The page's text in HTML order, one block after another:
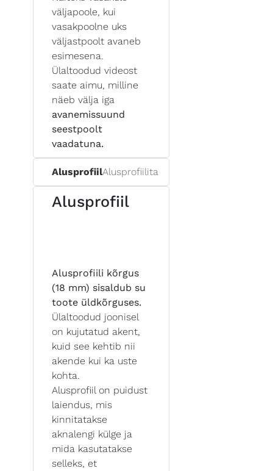
väljapoole, kui
vasakpoolne uks
väljastpoolt avaneb
esimesena.
Ülaltoodud videost
saate aimu, milline
näeb välja iga
avanemissuund
seestpoolt
vaadatuna.
AlusprofiilAlusprofiilita
Alusprofiil
Alusprofiili kõrgus
(18 mm) sisaldub su
toote üldkõrguses.
Ülaltoodud joonisel
on kujutatud akent,
kuid see kehtib nii
akende kui ka uste
kohta.
Alusprofiil on puidust
laiendus, mis
kinnitatakse
aknalengi külge ja
mida kasutatakse
selleks, et